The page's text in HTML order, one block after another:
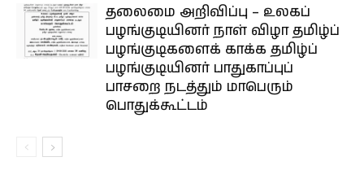
தலைமை அறிவிப்பு – உலகப்
பழங்குடியினர் நாள் விழா தமிழ்ப்
பழங்குடிகளைக் காக்க தமிழ்ப்
பழங்குடியினர் பாதுகாப்புப்
பாசறை நடத்தும் மாபெரும்
பொதுக்கூட்டம்